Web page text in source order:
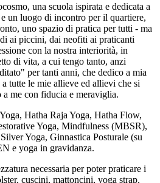
una scuola ispirata e dedicata a
un luogo di incontro per il quartiere,
uno spazio di pratica per tutti - ma
ai piccini, dai neofiti ai praticanti
con la nostra interiorità, in
di vita, a cui tengo tanto, anzi
per tanti anni, che dedico a mia
tutte le mie allieve ed allievi che si
me con fiducia e meraviglia.
Hatha Raja Yoga, Hatha Flow,
Yoga, Mindfulness (MBSR),
Yoga, Ginnastica Posturale (su
e yoga in gravidanza.
necessaria per poter praticare i
cuscini, mattoncini, yoga strap,